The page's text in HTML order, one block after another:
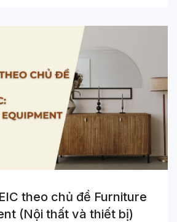
theo chủ đề Furniture
(Nội thất và thiết bị)